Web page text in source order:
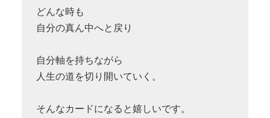
どんな時も
自分の真ん中へと戻り
自分軸を持ちながら
人生の道を切り開いていく。
そんなカードになると嬉しいです。